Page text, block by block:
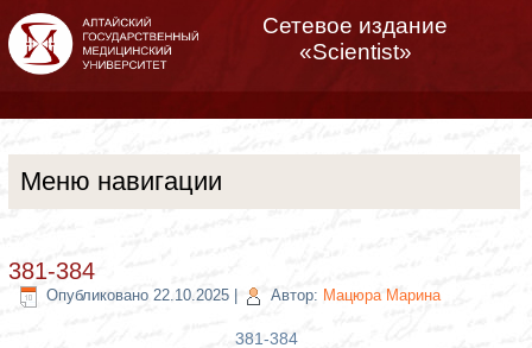
Сетевое издание
«Scientist»
Меню навигации
381-384
Опубликовано 22.10.2025 Автор: Мацюра Марина
381-384